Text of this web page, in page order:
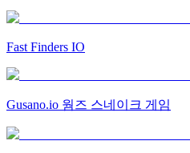
Fast Finders IO
Gusano.io 웜즈 스네이크 게임